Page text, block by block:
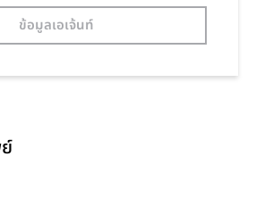
ข้อมูลเอเจ้นท์